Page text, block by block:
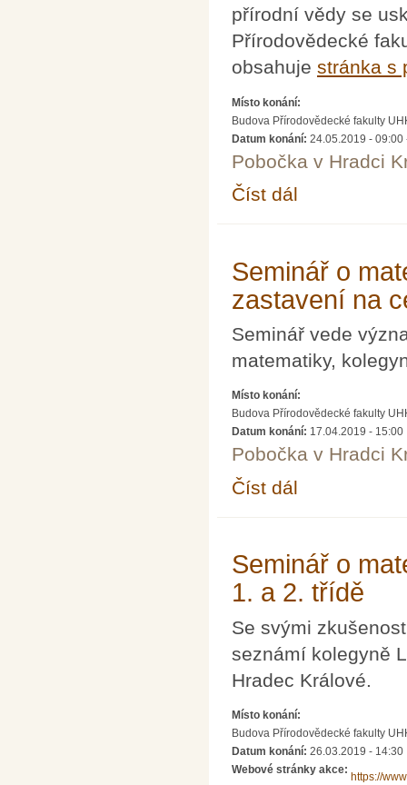
přírodní vědy se
Přírodovědecké
obsahuje stránka s
Místo konání:
Budova Přírodovědecké fakulty
Datum konání: 24.05.2019 - 09:00
Pobočka v Hradci
Číst dál
Seminář o
zastavení na
Seminář vede
matematiky,
Místo konání:
Budova Přírodovědecké fakulty
Datum konání: 17.04.2019 - 15:00
Pobočka v Hradci
Číst dál
Seminář o
1. a 2. třídě
Se svými
seznámí kolegyně
Hradec Králové.
Místo konání:
Budova Přírodovědecké fakulty
Datum konání: 26.03.2019 - 14:30
Webové stránky akce:
https://